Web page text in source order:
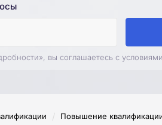
вы соглашаетесь с
/ Повышение